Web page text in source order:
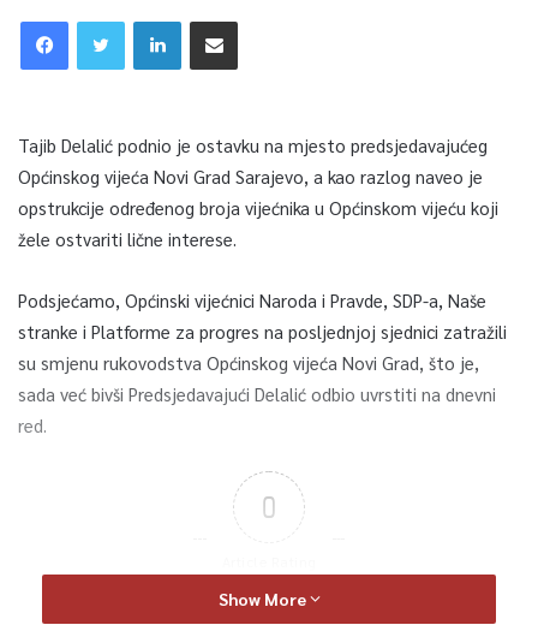
Tajib Delalić podnio je ostavku na mjesto predsjedavajućeg
Općinskog vijeća Novi Grad Sarajevo, a kao razlog naveo je
opstrukcije određenog broja vijećnika u Općinskom vijeću koji
žele ostvariti lične interese.
Podsjećamo, Općinski vijećnici Naroda i Pravde, SDP-a, Naše
stranke i Platforme za progres na posljednjoj sjednici zatražili
su smjenu rukovodstva Općinskog vijeća Novi Grad, što je,
sada već bivši Predsjedavajući Delalić odbio uvrstiti na dnevni
red.
0
Show More